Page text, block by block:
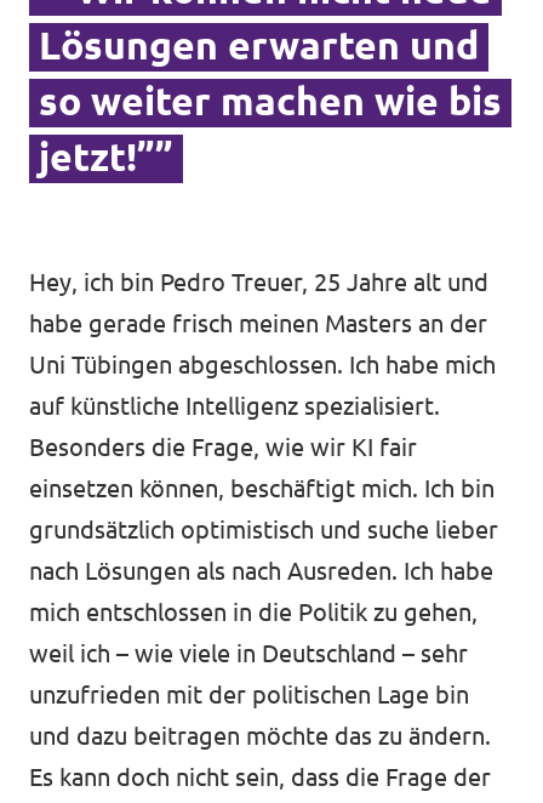
Transparenz
Datenschutz
Impressum
Lösungen erwarten und
so weiter machen wie bis
jetzt!””
Hey, ich bin Pedro Treuer, 25 Jahre alt und
habe gerade frisch meinen Masters an der
Uni Tübingen abgeschlossen. Ich habe mich
auf künstliche Intelligenz spezialisiert.
Besonders die Frage, wie wir KI fair
einsetzen können, beschäftigt mich. Ich bin
grundsätzlich optimistisch und suche lieber
nach Lösungen als nach Ausreden. Ich habe
mich entschlossen in die Politik zu gehen,
weil ich – wie viele in Deutschland – sehr
unzufrieden mit der politischen Lage bin
und dazu beitragen möchte das zu ändern.
Es kann doch nicht sein, dass die Frage der